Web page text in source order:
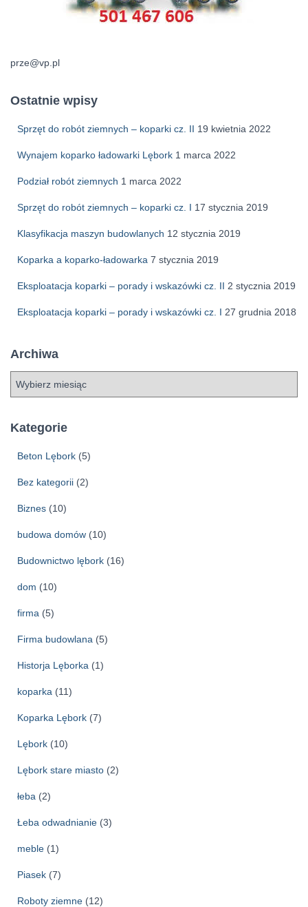
prze@vp.pl
Ostatnie wpisy
Sprzęt do robót ziemnych – koparki cz. II 19 kwietnia 2022
Wynajem koparko ładowarki Lębork 1 marca 2022
Podział robót ziemnych 1 marca 2022
Sprzęt do robót ziemnych – koparki cz. I 17 stycznia 2019
Klasyfikacja maszyn budowlanych 12 stycznia 2019
Koparka a koparko-ładowarka 7 stycznia 2019
Eksploatacja koparki – porady i wskazówki cz. II 2 stycznia 2019
Eksploatacja koparki – porady i wskazówki cz. I 27 grudnia 2018
Archiwa
h
Kategorie
Beton Lębork (5)
Bez kategorii (2)
Biznes (10)
budowa domów (10)
Budownictwo lębork (16)
dom (10)
firma (5)
Firma budowlana (5)
Historja Lęborka (1)
koparka (11)
Koparka Lębork (7)
Lębork (10)
Lębork stare miasto (2)
łeba (2)
Łeba odwadnianie (3)
meble (1)
Piasek (7)
Roboty ziemne (12)